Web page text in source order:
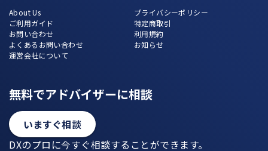
About Us
ご利用ガイド
お問い合わせ
よくあるお問い合わせ
運営会社について
プライバシーポリシー
特定商取引
利用規約
お知らせ
無料でアドバイザーに相談
いますぐ相談
DXのプロに今すぐ相談することができます。